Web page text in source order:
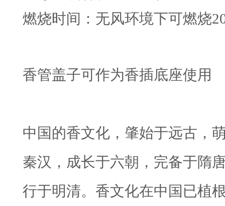
燃烧时间：无风环境下可燃烧
香管盖子可作为香插底座使用
中国的香文化，肇始于远古，
秦汉，成长于六朝，完备于隋
行于明清。香文化在中国已植